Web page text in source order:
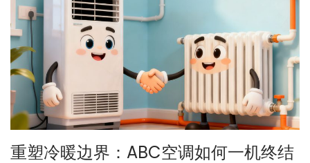
重塑冷暖边界：ABC空调如何一机终结